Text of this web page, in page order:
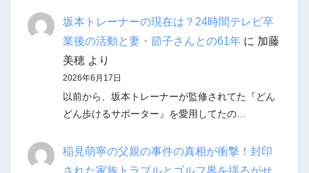
坂本トレーナーの現在は？24時間テレビ卒
業後の活動と妻・節子さんとの61年に 加藤
美穂より
2026年6月17日
以前から、坂本トレーナーが監修されてた『どん
どん歩けるサポーター』を愛用してたの…
稲見萌寧の父親の事件の真相が衝撃！封印
された家族トラブルとゴルフ界を揺るがせ